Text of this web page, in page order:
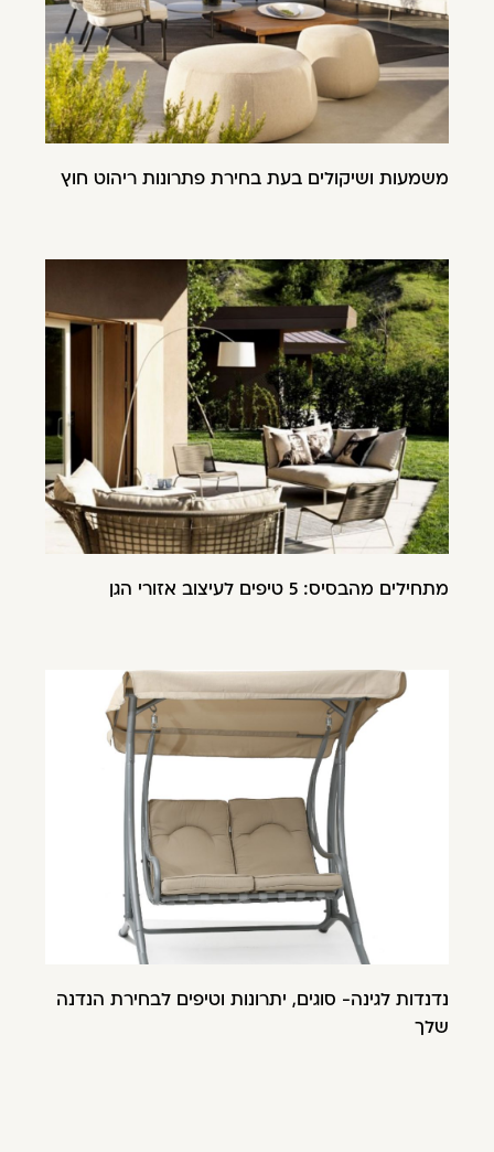
משמעות ושיקולים בעת בחירת פתרונות ריהוט חוץ
מתחילים מהבסיס: 5 טיפים לעיצוב אזורי הגן
נדנדות לגינה- סוגים, יתרונות וטיפים לבחירת הנדנה
שלך